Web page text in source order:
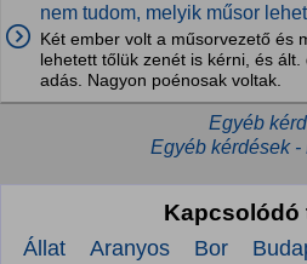
nem tudom, melyik műsor
Két ember volt a műsorvezető és
lehetett tőlük zenét is kérni, és
adás. Nagyon poénosak voltak.
Egyéb
Egyéb kérdések
Kapcsolódó
Állat Aranyos Bor